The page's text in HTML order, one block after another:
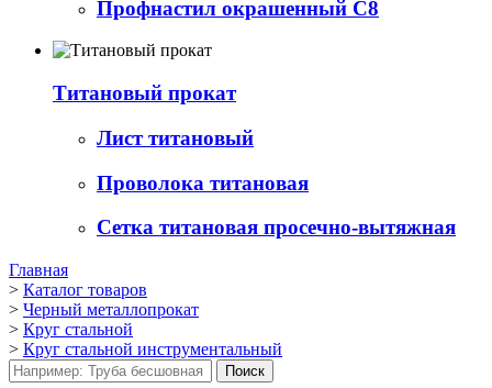
Профнастил окрашенный С8
Титановый прокат
Лист титановый
Проволока титановая
Сетка титановая просечно-вытяжная
Главная
> Каталог товаров
> Черный металлопрокат
> Круг стальной
> Круг стальной инструментальный